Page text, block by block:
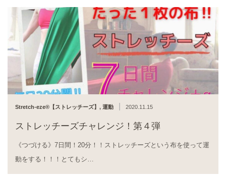
Stretch-eze®︎【ストレッチーズ】 , 運動 2020.11.15
ストレッチーズチャレンジ！第４弾
《つづける》7日間！20分！！ストレッチーズという布を使って運
動をする！！！とてもシ…